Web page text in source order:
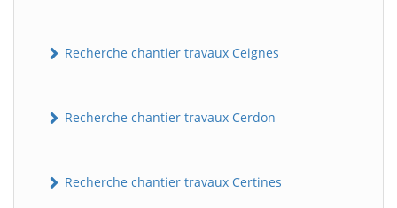
Recherche chantier travaux Ceignes
Recherche chantier travaux Cerdon
Recherche chantier travaux Certines